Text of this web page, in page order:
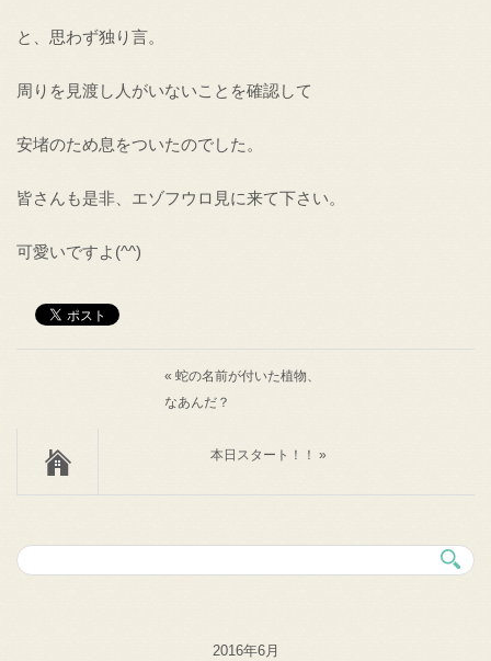
と、思わず独り言。
周りを見渡し人がいないことを確認して
安堵のため息をついたのでした。
皆さんも是非、エゾフウロ見に来て下さい。
可愛いですよ(^^)
« 蛇の名前が付いた植物、
なあんだ？
本日スタート！！ »
2016年6月